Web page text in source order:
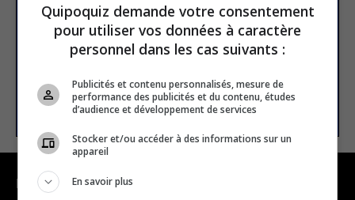
Email address
SUBSCRIBE
NAVIGATION
Quipoquiz demande votre consentement
pour utiliser vos données à caractère
personnel dans les cas suivants :
Publicités et contenu personnalisés, mesure de
performance des publicités et du contenu, études
d’audience et développement de services
Stocker et/ou accéder à des informations sur un
appareil
En savoir plus